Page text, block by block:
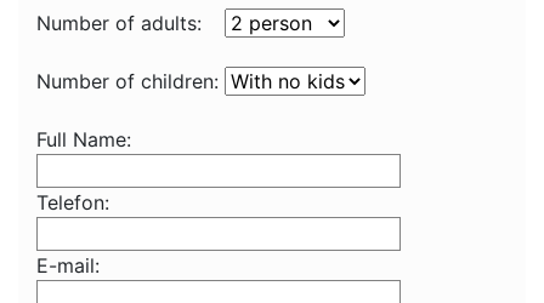
Number of adults:
Number of children:
Full Name:
Telefon:
E-mail: